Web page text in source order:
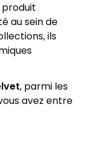
produit
au sein de
ils
, parmi les
avez entre